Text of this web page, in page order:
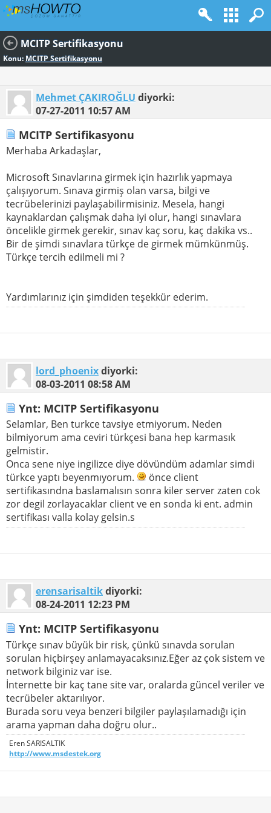
MCITP Sertifikasyonu
Konu: MCITP Sertifikasyonu
Mehmet ÇAKIROĞLU diyorki:
07-27-2011 10:57 AM
MCITP Sertifikasyonu
Merhaba Arkadaşlar,
Microsoft Sınavlarına girmek için hazırlık yapmaya
çalışıyorum. Sınava girmiş olan varsa, bilgi ve
tecrübelerinizi paylaşabilirmisiniz. Mesela, hangi
kaynaklardan çalışmak daha iyi olur, hangi sınavlara
öncelikle girmek gerekir, sınav kaç soru, kaç dakika vs..
Bir de şimdi sınavlara türkçe de girmek mümkünmüş.
Türkçe tercih edilmeli mi ?
Yardımlarınız için şimdiden teşekkür ederim.
lord_phoenixdiyorki:
08-03-2011 08:58 AM
Ynt: MCITP Sertifikasyonu
Selamlar, Ben turkce tavsiye etmiyorum. Neden
bilmiyorum ama ceviri türkçesi bana hep karmasık
gelmistir.
Onca sene niye ingilizce diye dövündüm adamlar simdi
türkce yaptı beyenmıyorum.
önce client
sertifikasındna baslamalısın sonra kiler server zaten cok
zor degil zorlayacaklar client ve en sonda ki ent. admin
sertifikası valla kolay gelsin.s
erensarisaltikdiyorki:
08-24-2011 12:23 PM
Ynt: MCITP Sertifikasyonu
Türkçe sınav büyük bir risk, çünkü sınavda sorulan
sorulan hiçbirşey anlamayacaksınız.Eğer az çok sistem ve
network bilginiz var ise.
İnternette bir kaç tane site var, oralarda güncel veriler ve
tecrübeler aktarılıyor.
Burada soru veya benzeri bilgiler paylaşılamadığı için
arama yapman daha doğru olur..
Eren SARISALTIK
http://www.msdestek.org